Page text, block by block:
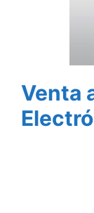
Venta